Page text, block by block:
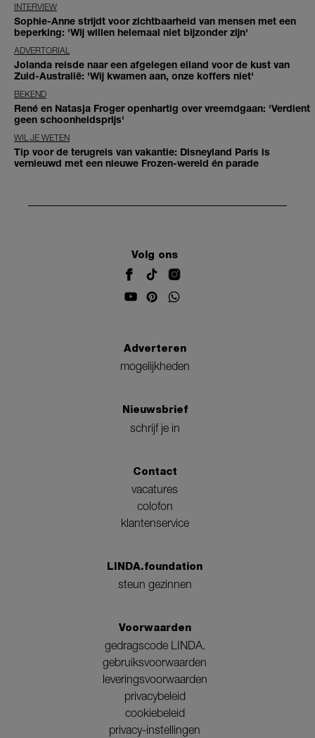
INTERVIEW
Sophie-Anne strijdt voor zichtbaarheid van mensen met een
beperking: 'Wij willen helemaal niet bijzonder zijn'
ADVERTORIAL
Jolanda reisde naar een afgelegen eiland voor de kust van
Zuid-Australië: 'Wij kwamen aan, onze koffers niet'
BEKEND
René en Natasja Froger openhartig over vreemdgaan: 'Verdient
geen schoonheidsprijs'
WIL JE WETEN
Tip voor de terugreis van vakantie: Disneyland Paris is
vernieuwd met een nieuwe Frozen-wereld én parade
Volg ons
Adverteren
mogelijkheden
Nieuwsbrief
schrijf je in
Contact
vacatures
colofon
klantenservice
LINDA.foundation
steun gezinnen
Voorwaarden
gedragscode LINDA.
gebruiksvoorwaarden
leveringsvoorwaarden
privacybeleid
cookiebeleid
privacy-instellingen